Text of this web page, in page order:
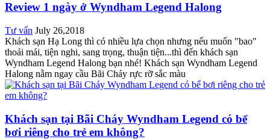
Review 1 ngày ở Wyndham Legend Halong
Tư vấn July 26,2018
Khách sạn Hạ Long thì có nhiều lựa chọn nhưng nếu muốn "bao"
thoải mái, tiện nghi, sang trọng, thuận tiện...thì đến khách sạn
Wyndham Legend Halong bạn nhé! Khách sạn Wyndham Legend
Halong nằm ngay cầu Bãi Cháy rực rỡ sắc màu
Khách sạn tại Bãi Cháy Wyndham Legend có bể
bơi riêng cho trẻ em không?